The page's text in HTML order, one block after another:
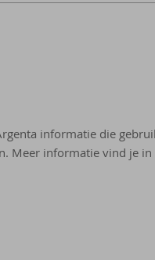
informatie die
Meer informatie vind je in